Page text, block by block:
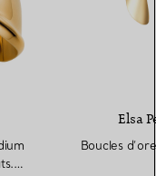
Elsa
Boucles